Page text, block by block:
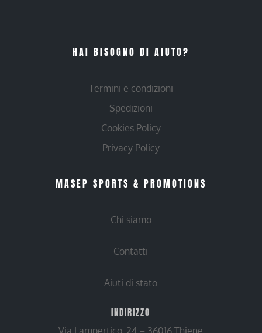
HAI BISOGNO DI AIUTO?
Termini e condizioni
Spedizioni
Cookies Policy
Privacy Policy
MASEP SPORTS & PROMOTIONS
Chi siamo
Contatti
Aiuti di stato
INDIRIZZO
Via Lampertico, 24 – 36016 Thiene